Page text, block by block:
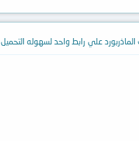
علي رابط واحد لسهوله التحميل